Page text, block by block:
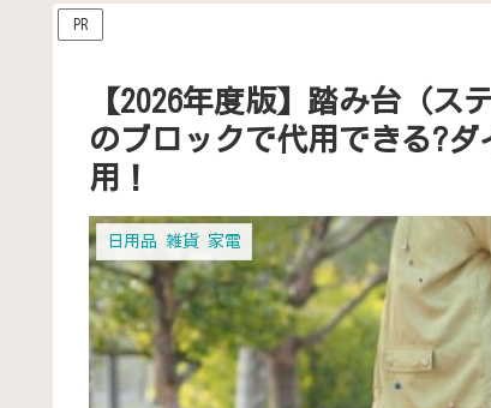
PR
【2026年度版】踏み台（ス
のブロックで代用できる?
用！
日用品 雑貨 家電